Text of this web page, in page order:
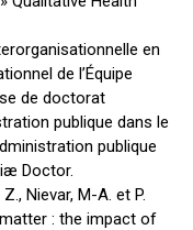
en
de l’Équipe
de doctorat
publique dans le
publique
Doctor.
Nievar, M-A. et P.
: the impact of